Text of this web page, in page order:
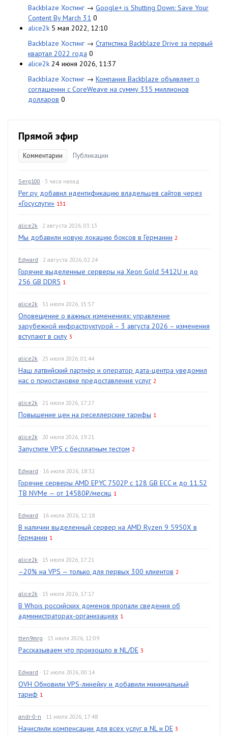
Backblaze Хостинг → Google+ is Shutting Down: Save Your
Content By March 31 0
alice2k 5 мая 2022, 12:10
Backblaze Хостинг → Статистика Backblaze Drive за первый
квартал 2022 года 0
alice2k 24 июня 2026, 11:37
Backblaze Хостинг → Компания Backblaze объявляет о
соглашении с CoreWeave на сумму 335 миллионов
долларов 0
Прямой эфир
Комментарии Публикации
Serg100 · 3 часа назад
Рег.ру добавил идентификацию владельцев сайтов через
«Госуслуги» 131
alice2k · 2 августа 2026, 03:13
Мы добавили новую локацию боксов в Германии 2
Edward · 2 августа 2026, 02:24
Горячие выделенные серверы на Xeon Gold 5412U и до
256 GB DDR5 1
alice2k · 31 июля 2026, 15:57
Оповещение о важных изменениях: управление
зарубежной инфраструктурой – 3 августа 2026 – изменения
вступают в силу 3
alice2k · 25 июля 2026, 01:44
Наш латвийский партнёр и оператор дата-центра уведомил
нас о приостановке предоставления услуг 2
alice2k · 21 июля 2026, 17:27
Повышение цен на реселлерские тарифы 1
alice2k · 20 июля 2026, 19:21
Запустите VPS с бесплатным тестом 2
Edward · 16 июля 2026, 18:32
Горячие серверы AMD EPYC 7502P с 128 GB ECC и до 11.52
TB NVMe — от 14580₽/месяц 1
Edward · 16 июля 2026, 12:18
В наличии выделенный сервер на AMD Ryzen 9 5950X в
Германии 1
alice2k · 15 июля 2026, 17:21
–20% на VPS — только для первых 300 клиентов 2
alice2k · 15 июля 2026, 17:17
В Whois российских доменов пропали сведения об
администраторах-организациях 1
tten9mrg · 13 июля 2026, 12:09
Рассказываем что произошло в NL/DE 3
Edward · 12 июля 2026, 00:14
OVH Обновили VPS-линейку и добавили минимальный
тариф 1
andr-0-n · 11 июля 2026, 17:48
Начислили компенсации для всех услуг в NL и DE 3